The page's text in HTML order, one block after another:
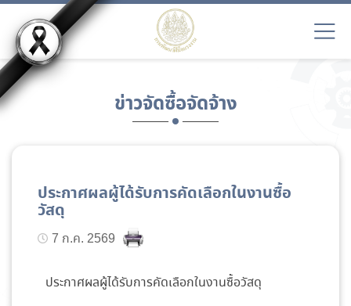
ข่าวจัดซื้อจัดจ้าง
ประกาศผลผู้ได้รับการคัดเลือกในงานซื้อ
วัสดุ
7 ก.ค. 2569
ประกาศผลผู้ได้รับการคัดเลือกในงานซื้อวัสดุ